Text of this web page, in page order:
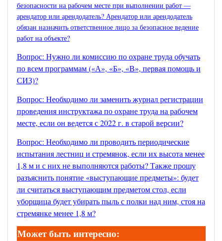
безопасности на рабочем месте при выполнении работ —
арендатор или арендодатель? Арендатор или арендодатель
обязан назначить ответственное лицо за безопасное ведение
работ на объекте?
Вопрос: Нужно ли комиссию по охране труда обучать
по всем программам («А», «Б», «В», первая помощь и
СИЗ)?
Вопрос: Необходимо ли заменить журнал регистрации
проведения инструктажа по охране труда на рабочем
месте, если он ведется с 2022 г. в старой версии?
Вопрос: Необходимо ли проводить периодические
испытания лестниц и стремянок, если их высота менее
1,8 м и с них не выполняются работы? Также прошу
разъяснить понятие «выступающие предметы»: будет
ли считаться выступающим предметом стол, если
уборщица будет убирать пыль с полки над ним, стоя на
стремянке менее 1,8 м?
Может быть интересно: